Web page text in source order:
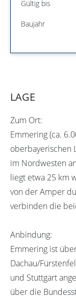
Gültig bis
Baujahr
LAGE
Zum Ort:
Emmering (ca.
oberbayerischen
im Nordwesten
liegt etwa 25 km
von der Amper
verbinden die
Anbindung:
Emmering ist
Dachau/
und Stuttgart
über die